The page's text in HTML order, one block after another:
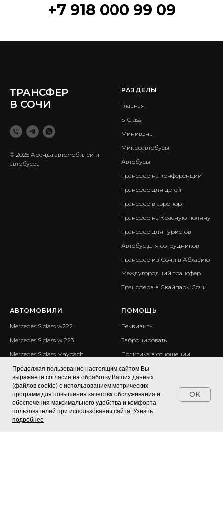
Продолжая пользование настоящим сайтом Вы
выражаете согласие на обработку Ваших данных
(файлов cookie) с использованием метрических
программ для повышения качества обслуживания и
обеспечения максимального удобства и комфорта
пользователей при использовании сайта. Узнать
подробнее
OK
+7 918 000 99 09
ТРАНСФЕР
В СОЧИ
© 2025 Аренда автомобилей и
автобусов
РАЗДЕЛЫ
Главная
S-Class
Минивэны
Микроавтобусы
Автобусы
Трансфер на конференции
Трансфер для детей
Трансфер в аэропорт
Трансфер на Красную поляну
Трансфер для туристов
Автобус для сотрудников
Трансфер из Сочи в Абхазию
Междугородний трансфер
Трансферв в Скайпарк Сочи
АВТОМОБИЛИ
Mercedes S class w222
Mercedes S class w 223
Mercedes S class Maybach
Mercedes V class
Mercedes V class Vip
Mercedes Sprinter
Mercedes Sprinter Lux (VIP)
ПОМОЩЬ
Реквизиты
Забронировать
Политика в отношении
данных
Согласие на обработку
персональных данных
Правила обработки cookie